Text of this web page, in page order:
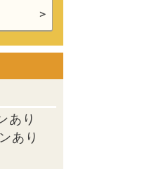
あり
あり